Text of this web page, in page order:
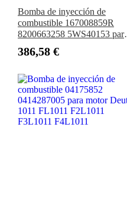
Bomba de inyección de
combustible 167008859R
8200663258 5WS40153 para
Clio Laguna III Megane II
386,58 €